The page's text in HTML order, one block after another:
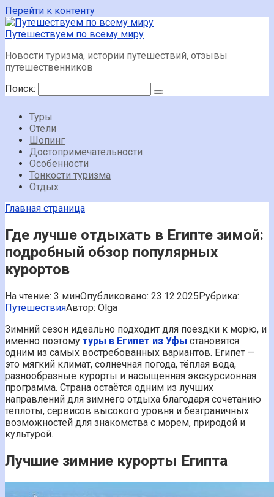
Перейти к контенту
Путешествуем по всему миру
Новости туризма, истории путешествий, отзывы
путешественников
Поиск:
Туры
Отели
Шопинг
Достопримечательности
Особенности
Тонкости туризма
Отдых
Главная страница
Где лучше отдыхать в Египте зимой:
подробный обзор популярных
курортов
На чтение: 3 минОпубликовано: 23.12.2025Рубрика:
ПутешествияАвтор: Olga
Зимний сезон идеально подходит для поездки к морю, и
именно поэтому туры в Египет из Уфы становятся
одним из самых востребованных вариантов. Египет —
это мягкий климат, солнечная погода, тёплая вода,
разнообразные курорты и насыщенная экскурсионная
программа. Страна остаётся одним из лучших
направлений для зимнего отдыха благодаря сочетанию
теплоты, сервисов высокого уровня и безграничных
возможностей для знакомства с морем, природой и
культурой.
Лучшие зимние курорты Египта